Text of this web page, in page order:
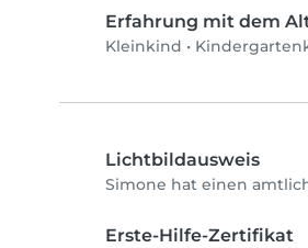
Erfahrung mit dem
Kleinkind •
Lichtbildausweis
Simone hat einen
Erste-Hilfe-Zertifikat